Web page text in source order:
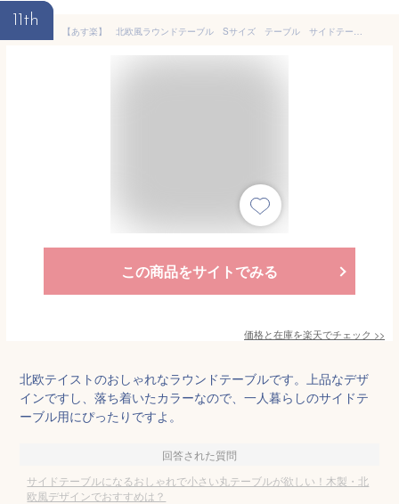
11th
【あす楽】 北欧風ラウンドテーブル Sサイズ テーブル サイドテーブル リビングテーブル カフェテーブル ラウンドテーブル 丸テーブル トレーテーブル 小さい 丸型 トレー オーク オーク材 省スペース シンプル グレー
この商品をサイトでみる
価格と在庫を楽天でチェック >>
北欧テイストのおしゃれなラウンドテーブルです。上品なデザ
インですし、落ち着いたカラーなので、一人暮らしのサイドテ
ーブル用にぴったりですよ。
回答された質問
サイドテーブルになるおしゃれで小さい丸テーブルが欲しい！木製・北
欧風デザインでおすすめは？